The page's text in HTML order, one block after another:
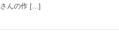
さんの作 […]